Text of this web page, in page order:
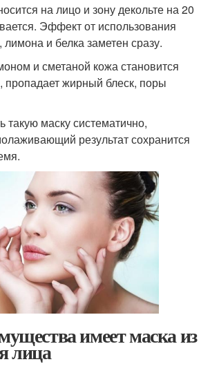
на лицо и зону декольте на 20
Эффект от использования
и белка заметен сразу.
и сметаной кожа становится
пропадает жирный блеск, поры
такую маску систематично,
результат сохранится
имеет маска из
лица